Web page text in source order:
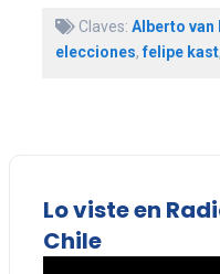
Claves: Alberto van
elecciones,felipe kast,
Lo viste en
Chile